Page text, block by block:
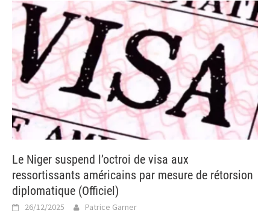
Le Niger suspend l’octroi de visa aux
ressortissants américains par mesure de rétorsion
diplomatique (Officiel)
26/12/2025 Patrice Garner